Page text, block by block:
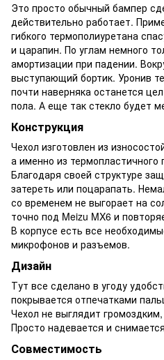
Это просто обычный бампер
действительно работает.
гибкого термополиуретана
и царапин. По углам немного
амортизации при падении.
выступающий бортик. Уронив
почти наверняка останется
пола. А еще так стекло будет
Конструкция
Чехол изготовлен из
а именно из термопластичного
Благодаря своей структуре
затереть или поцарапать.
со временем не выгорает на
точно под Meizu MX6 и
В корпусе есть все
микрофонов и разъемов.
Дизайн
Тут все сделано в угоду
покрывается отпечатками
Чехол не выглядит
Просто надевается и
Совместимость